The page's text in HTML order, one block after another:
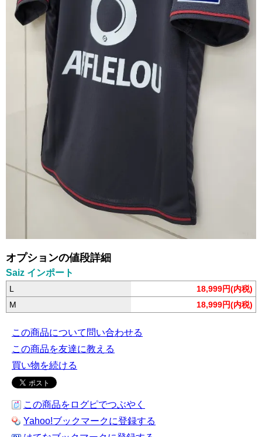
オプションの値段詳細
Saiz インポート
L
18,999円(内税)
M
18,999円(内税)
この商品について問い合わせる
この商品を友達に教える
買い物を続ける
この商品をログピでつぶやく
Yahoo!ブックマークに登録する